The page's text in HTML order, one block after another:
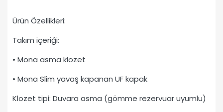
Ürün Özellikleri:
Takım içeriği:
• Mona asma klozet
• Mona Slim yavaş kapanan UF kapak
Klozet tipi: Duvara asma (gömme rezervuar uyumlu)